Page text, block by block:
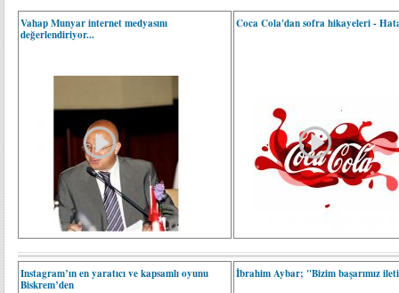
Vahap Munyar internet medyasını
değerlendiriyor...
Coca Cola'dan sofra hikayeleri -
Instagram’ın en yaratıcı ve kapsamlı oyunu
Biskrem’den
İbrahim Aybar; "Bizim başarımız